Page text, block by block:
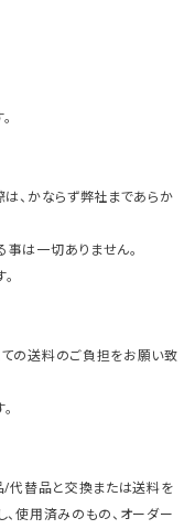
、かならず弊社まであらか
は一切ありません。
の送料のご負担をお願い致
代替品と交換または送料を
使用済みのもの、オーダー